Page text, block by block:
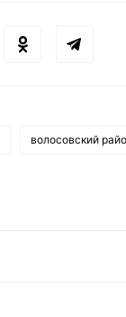
волосовский